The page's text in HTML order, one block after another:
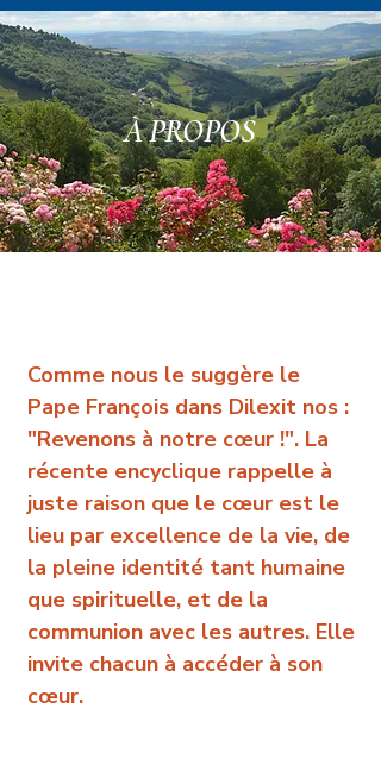
À PROPOS
Comme nous le suggère le
Pape François dans Dilexit nos :
"Revenons à notre cœur !". La
récente encyclique rappelle à
juste raison que le cœur est le
lieu par excellence de la vie, de
la pleine identité tant humaine
que spirituelle, et de la
communion avec les autres. Elle
invite chacun à accéder à son
cœur.